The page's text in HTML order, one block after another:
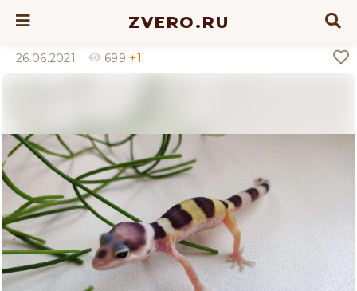
ZVERO.RU
26.06.2021 699 +1